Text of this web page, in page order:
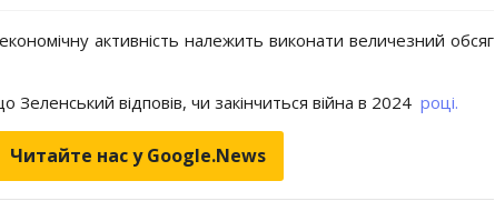
активність належить виконати величезний обсяг
відповів, чи закінчиться війна в 2024 році.
Читайте нас у Google.News